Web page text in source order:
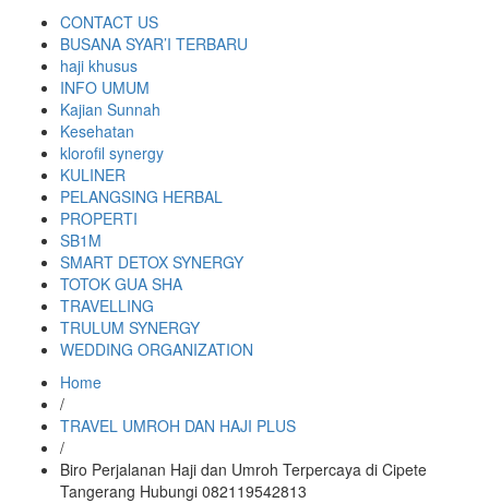
CONTACT US
BUSANA SYAR’I TERBARU
haji khusus
INFO UMUM
Kajian Sunnah
Kesehatan
klorofil synergy
KULINER
PELANGSING HERBAL
PROPERTI
SB1M
SMART DETOX SYNERGY
TOTOK GUA SHA
TRAVELLING
TRULUM SYNERGY
WEDDING ORGANIZATION
Home
/
TRAVEL UMROH DAN HAJI PLUS
/
Biro Perjalanan Haji dan Umroh Terpercaya di Cipete
Tangerang Hubungi 082119542813